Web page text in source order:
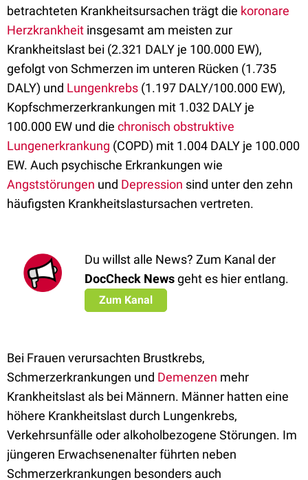
betrachteten Krankheitsursachen trägt die koronare
Herzkrankheit insgesamt am meisten zur
Krankheitslast bei (2.321 DALY je 100.000 EW),
gefolgt von Schmerzen im unteren Rücken (1.735
DALY) und Lungenkrebs (1.197 DALY/100.000 EW),
Kopfschmerzerkrankungen mit 1.032 DALY je
100.000 EW und die chronisch obstruktive
Lungenerkrankung (COPD) mit 1.004 DALY je 100.000
EW. Auch psychische Erkrankungen wie
Angststörungen und Depression sind unter den zehn
häufigsten Krankheitslastursachen vertreten.
Du willst alle News? Zum Kanal der
DocCheck Newsgeht es hier entlang.
Zum Kanal
Bei Frauen verursachten Brustkrebs,
Schmerzerkrankungen und Demenzen mehr
Krankheitslast als bei Männern. Männer hatten eine
höhere Krankheitslast durch Lungenkrebs,
Verkehrsunfälle oder alkoholbezogene Störungen. Im
jüngeren Erwachsenenalter führten neben
Schmerzerkrankungen besonders auch